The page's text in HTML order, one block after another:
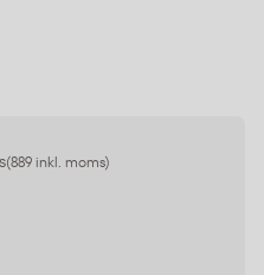
(889 inkl. moms)